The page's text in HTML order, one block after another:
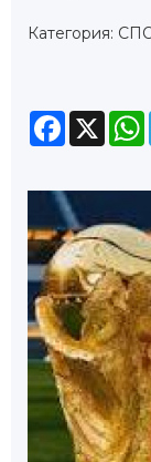
Категория:
Facebook
X